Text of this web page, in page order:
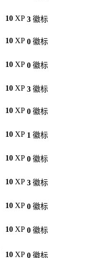
10 XP 3 徽标
10 XP 0 徽标
10 XP 0 徽标
10 XP 3 徽标
10 XP 0 徽标
10 XP 1 徽标
10 XP 0 徽标
10 XP 3 徽标
10 XP 0 徽标
10 XP 0 徽标
10 XP 0 徽标